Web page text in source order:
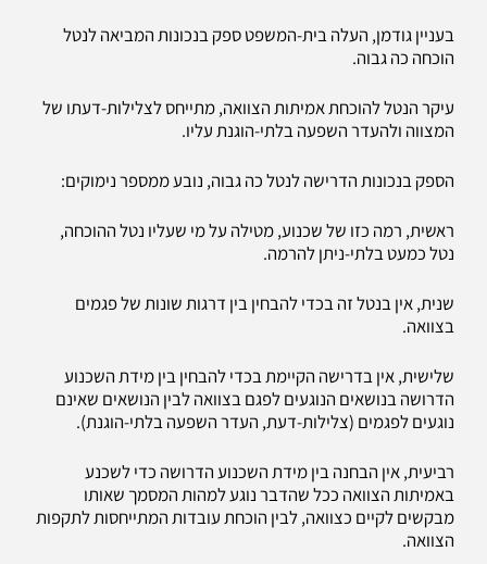
בעניין גודמן, העלה בית-המשפט ספק בנכונות המביאה לנטל
הוכחה כה גבוה.
עיקר הנטל להוכחת אמיתות הצוואה, מתייחס לצלילות-דעתו של
המצווה ולהעדר השפעה בלתי-הוגנת עליו.
הספק בנכונות הדרישה לנטל כה גבוה, נובע ממספר נימוקים:
ראשית, רמה כזו של שכנוע, מטילה על מי שעליו נטל ההוכחה,
נטל כמעט בלתי-ניתן להרמה.
שנית, אין בנטל זה בכדי להבחין בין דרגות שונות של פגמים
בצוואה.
שלישית, אין בדרישה הקיימת בכדי להבחין בין מידת השכנוע
הדרושה בנושאים הנוגעים לפגם בצוואה לבין הנושאים שאינם
נוגעים לפגמים (צלילות-דעת, העדר השפעה בלתי-הוגנת).
רביעית, אין הבחנה בין מידת השכנוע הדרושה כדי לשכנע
באמיתות הצוואה ככל שהדבר נוגע למהות המסמך שאותו
מבקשים לקיים כצוואה, לבין הוכחת עובדות המתייחסות לתקפות
הצוואה.